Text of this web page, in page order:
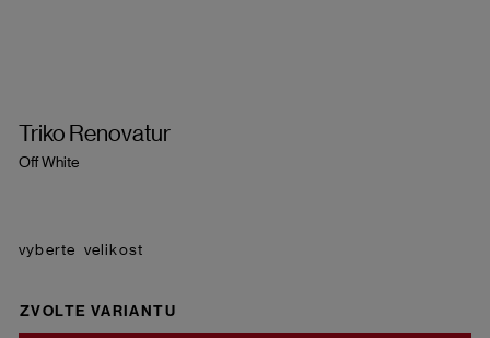
Triko Renovatur
Off White
velikost
ZVOLTE VARIANTU